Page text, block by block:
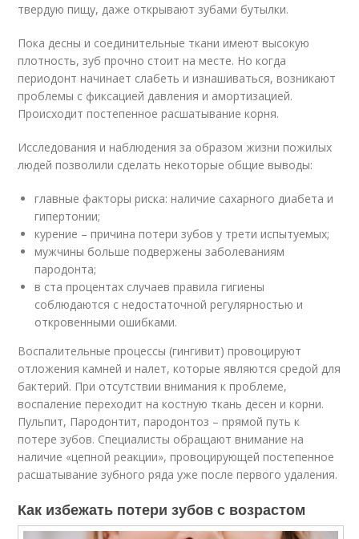
твердую пищу, даже открывают зубами бутылки.
Пока десны и соединительные ткани имеют высокую
плотность, зуб прочно стоит на месте. Но когда
периодонт начинает слабеть и изнашиваться, возникают
проблемы с фиксацией давления и амортизацией.
Происходит постепенное расшатывание корня.
Исследования и наблюдения за образом жизни пожилых
людей позволили сделать некоторые общие выводы:
главные факторы риска: наличие сахарного диабета и
гипертонии;
курение – причина потери зубов у трети испытуемых;
мужчины больше подвержены заболеваниям
пародонта;
в ста процентах случаев правила гигиены
соблюдаются с недостаточной регулярностью и
откровенными ошибками.
Воспалительные процессы (гингивит) провоцируют
отложения камней и налет, которые являются средой для
бактерий. При отсутствии внимания к проблеме,
воспаление переходит на костную ткань десен и корни.
Пульпит, Пародонтит, пародонтоз – прямой путь к
потере зубов. Специалисты обращают внимание на
наличие «цепной реакции», провоцирующей постепенное
расшатывание зубного ряда уже после первого удаления.
Как избежать потери зубов с возрастом